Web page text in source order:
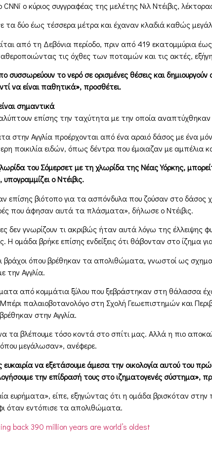
ο κύριος συγγραφέας της μελέτης Νιλ Ντέιβις,
τα δύο έως τέσσερα μέτρα και έχαναν κλαδιά καθώς
από τη Δεβόνια περίοδο, πριν από 419 εκατομμύρια
τις όχθες των ποταμών και τις ακτές,
συσσωρεύουν το νερό σε ορισμένες θέσεις και
να είναι παθητικά», προσθέτει.
σημαντικά
επίσης την ταχύτητα με την οποία αναπτύχθηκαν
στην Αγγλία προέρχονται από ένα αραιό δάσος με ένα
ποικιλία ειδών, όπως δέντρα που έμοιαζαν με αμπέλια
του Σόμερσετ με τη χλωρίδα της Νέας Υόρκης,
ο Ντέιβις.
επίσης βιότοπο για τα ασπόνδυλα που ζούσαν στο
που άφησαν αυτά τα πλάσματα», δήλωσε ο Ντέιβις.
δεν γνωρίζουν τι ακριβώς ήταν αυτά λόγω της
Η ομάδα βρήκε επίσης ενδείξεις ότι θάβονταν στο ίζημα
βράχοι όπου βρέθηκαν τα απολιθώματα, γνωστοί ως
την Αγγλία.
από κομμάτια ξύλου που ξεβράστηκαν στη θάλασσα
παλαιοβοτανολόγο στη Σχολή Γεωεπιστημών και
στην Αγγλία.
τα βλέπουμε τόσο κοντά στο σπίτι μας. Αλλά η πιο
όπου μεγάλωσαν», ανέφερε.
να εξετάσουμε άμεσα την οικολογία αυτού του
την επίδρασή τους στο ιζηματογενές σύστημα»,
ευρήματα», είπε, εξηγώντας ότι η ομάδα βρισκόταν στην
όταν εντόπισε τα απολιθώματα.
back 390 million years are world’s oldest